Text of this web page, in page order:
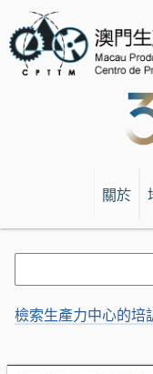
關於
檢索生產力中心的培